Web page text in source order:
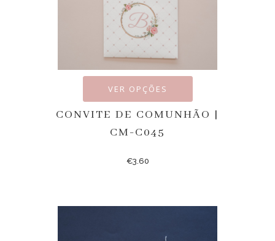
VER OPÇÕES
CONVITE DE COMUNHÃO |
CM-C045
€3.60